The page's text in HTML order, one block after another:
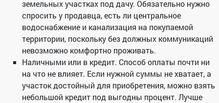
земельных участках под дачу. Обязательно нужно
спросить у продавца, есть ли центральное
водоснабжение и канализация на покупаемой
территории, поскольку без должных коммуникаций
невозможно комфортно проживать.
Наличными или в кредит. Способ оплаты почти ни
на что не влияет. Если нужной суммы не хватает, а
участок достойный для приобретения, можно взять
небольшой кредит под выгодны процент. Лучше